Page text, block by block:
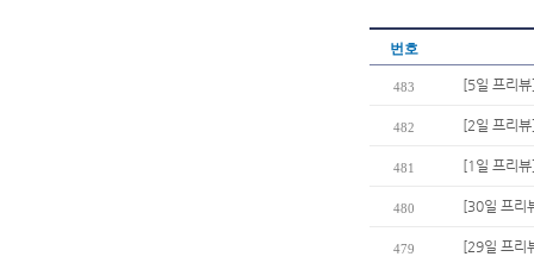
번호
483 [5일 프리
482 [2일 프리
481 [1일 프리
480 [30일 프리
479 [29일 프리